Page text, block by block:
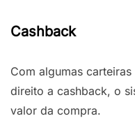
Cashback
Com algumas
direito a cashback, o
valor da compra.